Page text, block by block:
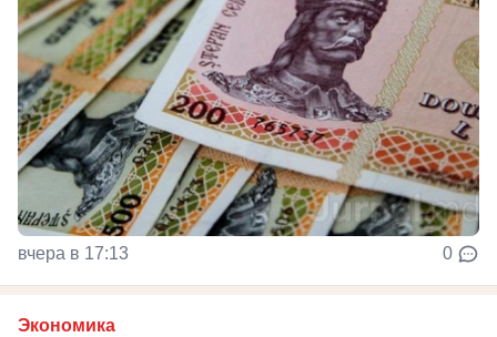
вчера в 17:13 0
Экономика